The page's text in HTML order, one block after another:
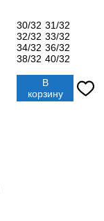
30/32 31/32
32/32 33/32
34/32 36/32
38/32 40/32
В
корзину